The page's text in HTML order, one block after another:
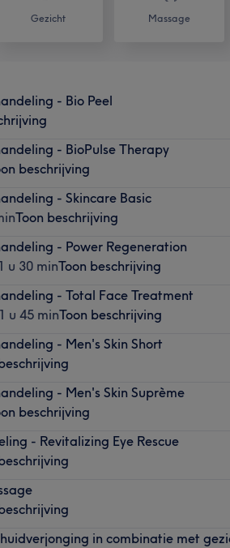
Gezicht Massage
- Bio Peel
- BioPulse Therapy
beschrijving
- Skincare Basic
Toon beschrijving
- Power Regeneration
u 30 minToon beschrijving
- Total Face Treatment
u 45 minToon beschrijving
- Men's Skin Short
- Men's Skin Suprème
beschrijving
- Revitalizing Eye Rescue
huidverjonging in combinatie met